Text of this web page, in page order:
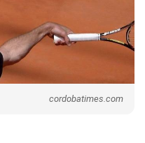
cordobatimes.com